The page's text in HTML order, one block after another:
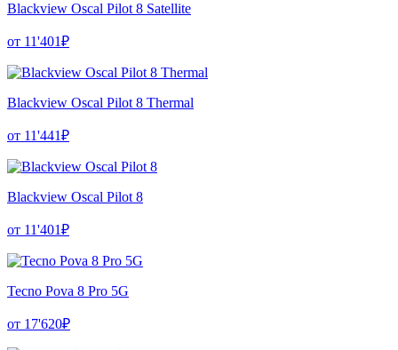
Blackview Oscal Pilot 8 Satellite
от 11'401₽
Blackview Oscal Pilot 8 Thermal
от 11'441₽
Blackview Oscal Pilot 8
от 11'401₽
Tecno Pova 8 Pro 5G
от 17'620₽